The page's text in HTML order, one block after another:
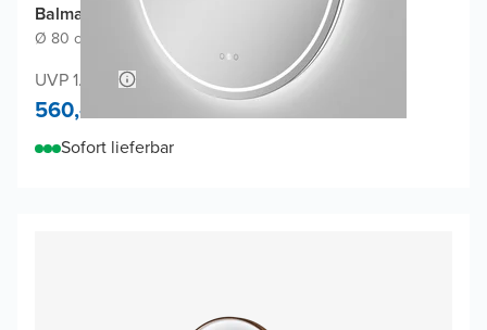
Balmani Ghost Touch Badspiegel
Ø 80 cm Spiegel ohne Rahmen
UVP 1.100,-
560,-
Sofort lieferbar